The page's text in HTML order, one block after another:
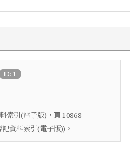
ID: 1
索引(電子版) ，頁 10868
資料索引(電子版))。